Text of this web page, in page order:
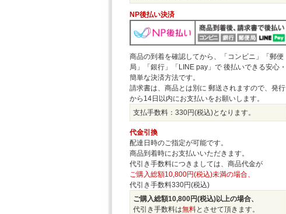
NP後払い決済
商品の到着を確認してから、「コンビニ」「郵便
局」「銀行」「LINE pay」で 後払いできる安心・
簡単な決済方法です。
請求書は、商品とは別に 郵送されますので、発行
から14日以内にお支払いをお願いします。
支払手数料：330円(税込)となります。
代金引換
配達日時のご指定が可能です。
商品到着時にお支払いいただきます。
代引き手数料につきましては、商品代金が
ご購入総額10,800円(税込)未満の場合、
代引き手数料330円(税込)
ご購入総額10,800円(税込)以上の場合、
代引き手数料は無料とさせて頂きます。